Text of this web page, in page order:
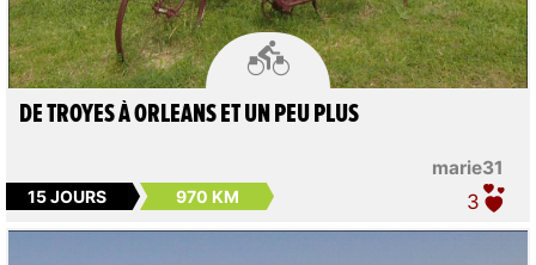

marie31
DE TROYES À ORLEANS ET UN PEU PLUS
15 JOURS 970 KM 3